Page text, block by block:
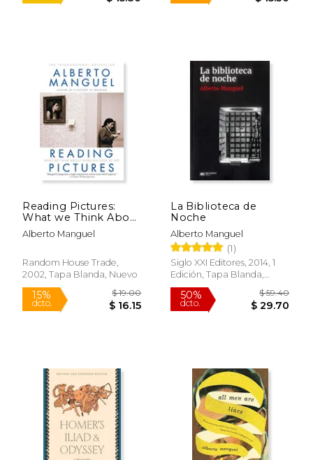
50%
dcto. $ 24.69 dcto.
Reading Pictures:
What we Think About
When we Look at art
(en Inglés)
Alberto Manguel
Random House Trade,
2002, Tapa Blanda, Nuevo
La Biblioteca de
Noche
Alberto Manguel
(1)
Siglo XXI Editores, 2014, 1
Edición, Tapa Blanda,
Usado